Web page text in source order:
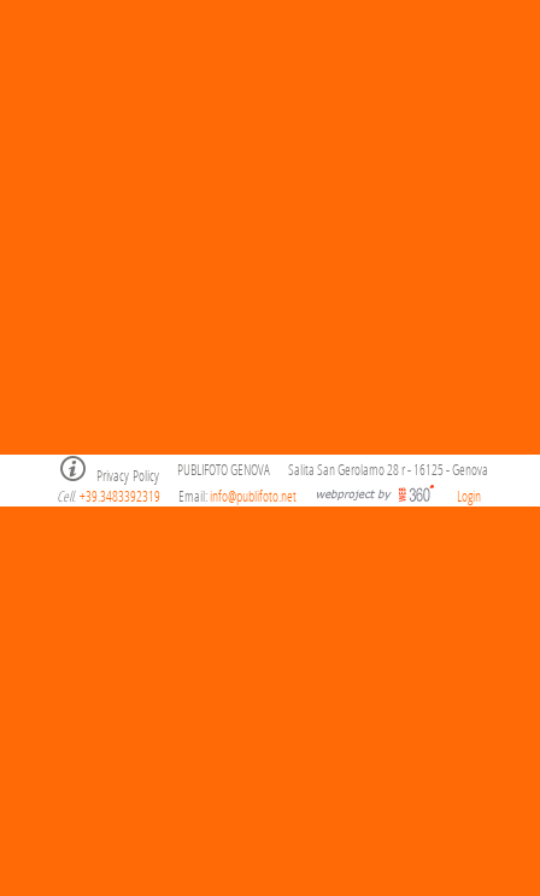
Privacy Policy PUBLIFOTO GENOVA
Salita San Gerolamo 28 r - 16125 - Genova
Cell. +39.3483392319 Email:info@publifoto.net Login